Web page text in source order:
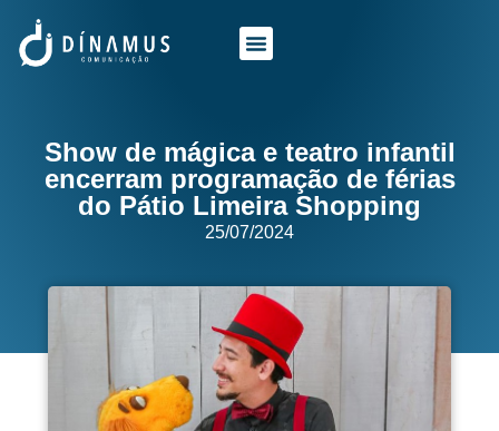
Show de mágica e teatro infantil
encerram programação de férias
do Pátio Limeira Shopping
25/07/2024